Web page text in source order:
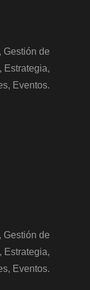
Gestión de
Estrategia,
Eventos.
Gestión de
Estrategia,
Eventos.